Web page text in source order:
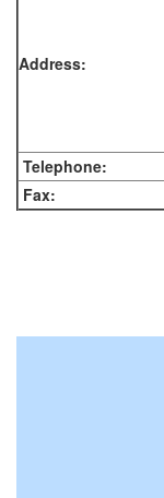
Address:
Telephone:
Fax: